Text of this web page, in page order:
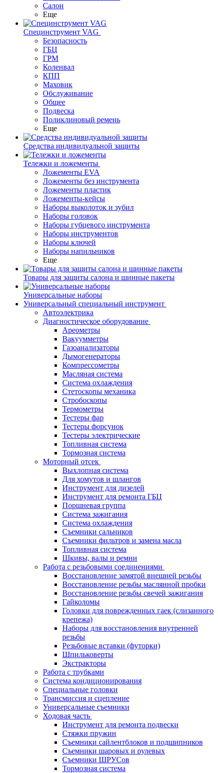
Салон
Еще
Специнструмент VAG
Безопасность
ГБЦ
ГРМ
Коленвал
КПП
Маховик
Обслуживание
Общее
Подвеска
Поликлиновый ремень
Еще
Средства индивидуальной защиты
Тележки и ложементы
Ложементы EVA
Ложементы без инструмента
Ложементы пластик
Ложементы-кейсы
Наборы выколоток и зубил
Наборы головок
Наборы губцевого инструмента
Наборы инструментов
Наборы ключей
Наборы напильников
Еще
Товары для защиты салона и шинные пакеты
Универсальные наборы
Универсальный специальный инструмент
Автоэлектрика
Диагностическое оборудование
Ареометры
Вакуумметры
Газоанализаторы
Дымогенераторы
Компрессометры
Масляная система
Система охлаждения
Стетоскопы механика
Стробоскопы
Термометры
Тестеры фар
Тестеры форсунок
Тестеры электрические
Топливная система
Тормозная система
Моторный отсек
Выхлопная система
Для хомутов и шлангов
Инструмент для дизелей
Инструмент для ремонта ГБЦ
Поршневая группа
Система зажигания
Система охлаждения
Съемники сальников
Съемники фильтров и замена масла
Топливная система
Шкивы, валы и ремни
Работа с резьбовыми соединениями
Восстановление замятой внешней резьбы
Восстановление резьбы маслянной пробки
Восстановление резьбы свечей зажигания
Гайколомы
Головки для поврежденных гаек (слизанного
крепежа)
Наборы для восстановления внутренней
резьбы
Резьбовые вставки (футорки)
Шпильковерты
Экстракторы
Работа с трубками
Система кондиционирования
Специальные головки
Трансмиссия и сцепление
Универсальные съемники
Ходовая часть
Инструмент для ремонта подвески
Стяжки пружин
Съемники сайлентблоков и подшипников
Съемники шаровых и рулевых
Съемники ШРУСов
Тормозная система